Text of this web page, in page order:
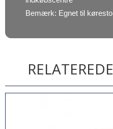
Bemærk: Egnet til